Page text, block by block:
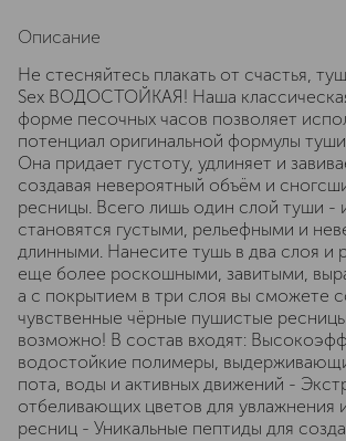
Описание
Не стесняйтесь плакать от счастья,
Sex ВОДОСТОЙКАЯ! Наша
форме песочных часов позволяет
потенциал оригинальной формулы
Она придает густоту, удлиняет и
создавая невероятный объём и
ресницы. Всего лишь один слой туши -
становятся густыми, рельефными и
длинными. Нанесите тушь в два слоя и
еще более роскошными, завитыми,
а с покрытием в три слоя вы сможете
чувственные чёрные пушистые
возможно! В состав входят:
водостойкие полимеры,
пота, воды и активных движений -
отбеливающих цветов для увлажнения
ресниц - Уникальные пептиды для